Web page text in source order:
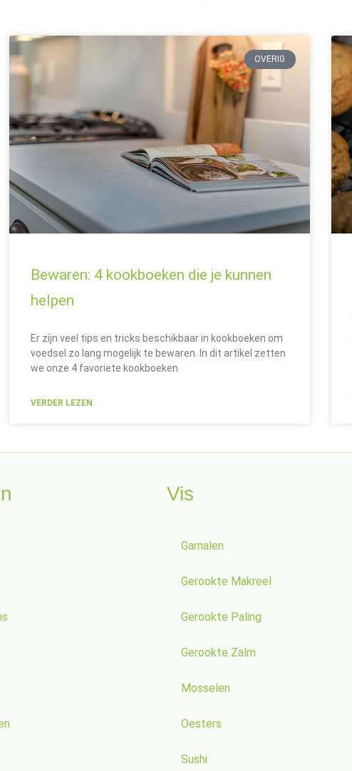
OVERIG
Bewaren: 4 kookboeken die je kunnen
helpen
Er zijn veel tips en tricks beschikbaar in kookboeken om
voedsel zo lang mogelijk te bewaren. In dit artikel zetten
we onze 4 favoriete kookboeken
VERDER LEZEN
Vis
Garnalen
Gerookte Makreel
Gerookte Paling
Gerookte Zalm
Mosselen
Oesters
Sushi